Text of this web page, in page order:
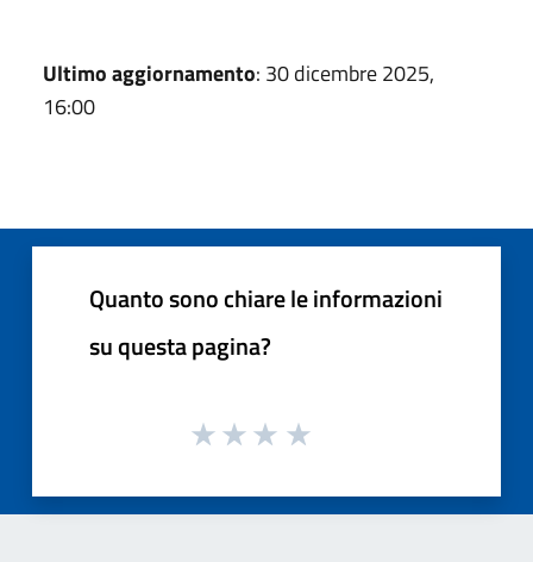
Ultimo aggiornamento: 30 dicembre 2025,
16:00
Quanto sono chiare le informazioni
su questa pagina?